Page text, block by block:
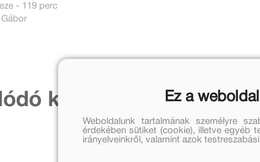
- 119 perc
kiadványok Ez a
Weboldalunk tartalmának személyre
érdekében sütiket (cookie), illetve egyéb
irányelveinkről, valamint azok